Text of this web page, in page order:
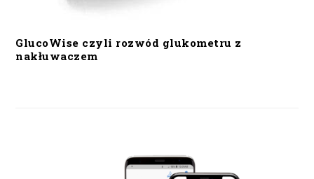
GlucoWise czyli rozwód glukometru z
nakłuwaczem